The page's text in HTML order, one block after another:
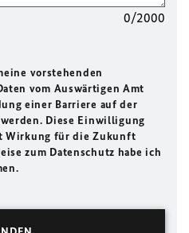
0/2000
vorstehenden
vom Auswärtigen Amt
einer Barriere auf der
Diese Einwilligung
Wirkung für die Zukunft
zum Datenschutz habe ich